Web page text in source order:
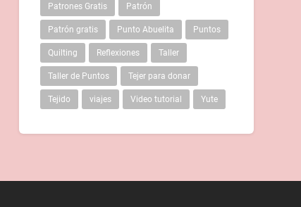
Patrones Gratis Patrón
Patrón gratis Punto Abuelita Puntos
Quilting Reflexiones Taller
Taller de Puntos Tejer para donar
Tejido viajes Video tutorial Yute